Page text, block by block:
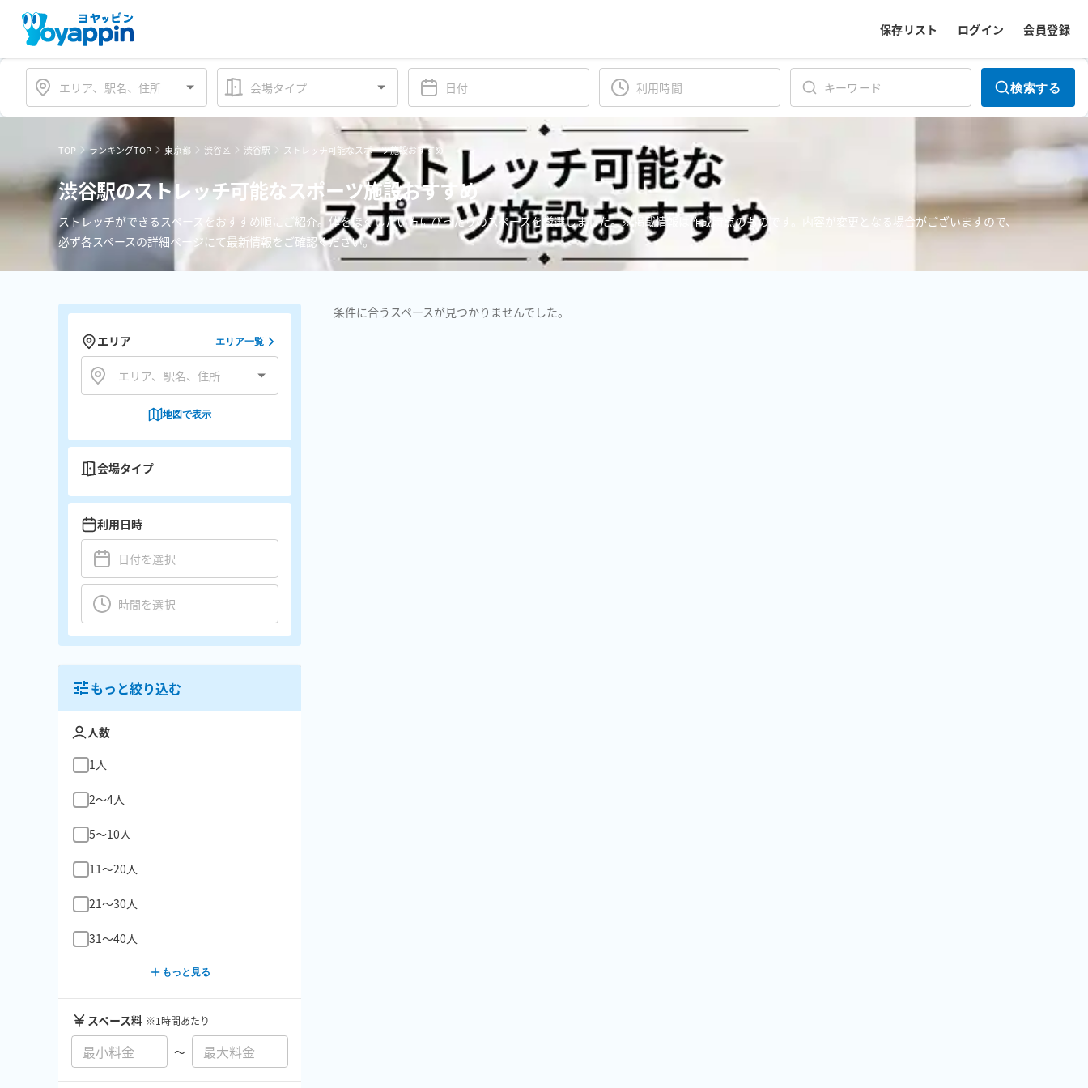
保存リスト ログイン 会員登録
会場タイプ 検索する
TOP ランキングTOP 東京都 渋谷区 渋谷駅 ストレッチ可能なスポーツ施設おすすめ
渋谷駅のストレッチ可能なスポーツ施設おすすめ
ストレッチができるスペースをおすすめ順にご紹介。体をほぐしたい方にぴったりのスペースを厳選しました。※掲載情報は作成時点のものです。内容が変更となる場合がございますので、
必ず各スペースの詳細ページにて最新情報をご確認ください。
条件に合うスペースが見つかりませんでした。
エリア
エリア一覧
地図で表示
会場タイプ
利用日時
もっと絞り込む
人数
1人
2〜4人
5〜10人
11〜20人
21〜30人
31〜40人
もっと見る
スペース料 ※1時間あたり
〜